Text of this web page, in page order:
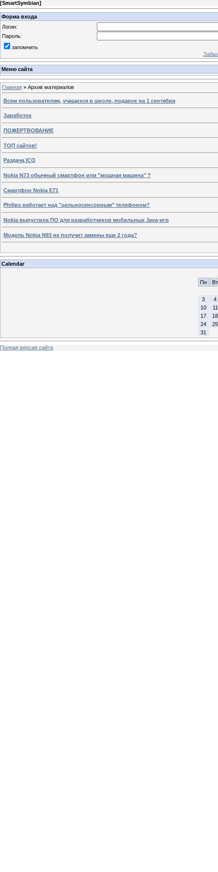
[SmartSymbian]
Форма входа
Логин:
Пароль:
запомнить
Меню сайта
Главная » Архив материалов
Всем пользователям, учащихся в школе, подарок на 1 сентября
Заработок
ПОЖЕРТВОВАНИЕ
ТОП сайтов!
Раздача ICQ
Nokia N73 обычный смартфон или "мощная машина" ?
Смартфон Nokia E71
Philips работает над "цельносенсорным" телефоном?
Nokia выпустила ПО для разработчиков мобильных Java-игр
Модель Nokia N93 не получит замены еще 2 года?
Calendar
Пн
Вт
3
4
10
11
17
18
24
25
31
Полная версия сайта